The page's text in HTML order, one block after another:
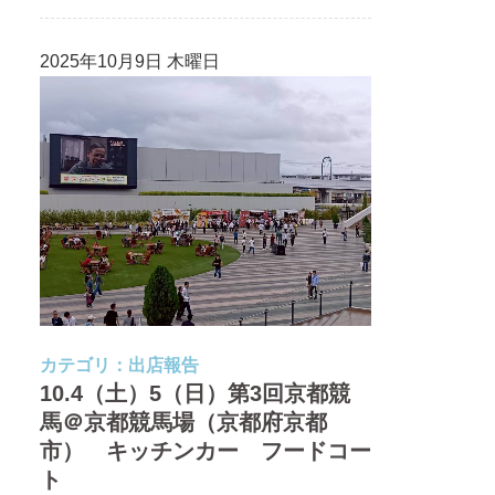
2025年10月9日 木曜日
カテゴリ： 出店報告
10.4（土）5（日）第3回京都競
馬＠京都競馬場（京都府京都
市） キッチンカー フードコー
ト